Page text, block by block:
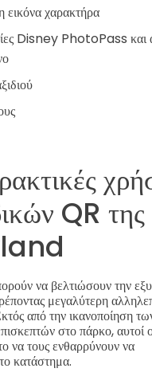
εικόνα χαρακτήρα
Disney PhotoPass και
QR της
να βελτιώσουν την
μεγαλύτερη
από την ικανοποίηση
στο πάρκο, αυτοί
να τους ενθαρρύνουν να
κατάστημα.